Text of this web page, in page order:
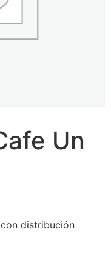
Un
distribución